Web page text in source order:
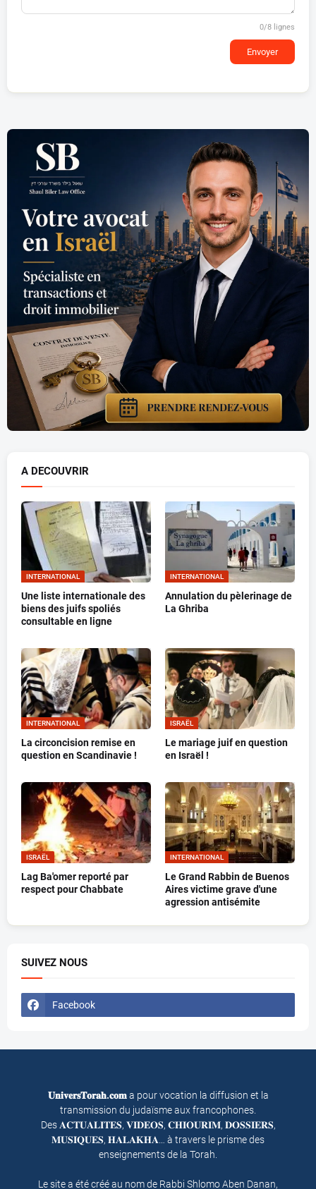
0/8 lignes
Envoyer
A DECOUVRIR
INTERNATIONAL
Une liste internationale des
biens des juifs spoliés
consultable en ligne
INTERNATIONAL
Annulation du pèlerinage de
La Ghriba
INTERNATIONAL
La circoncision remise en
question en Scandinavie !
ISRAËL
Le mariage juif en question
en Israël !
ISRAËL
Lag Ba'omer reporté par
respect pour Chabbate
INTERNATIONAL
Le Grand Rabbin de Buenos
Aires victime grave d'une
agression antisémite
SUIVEZ NOUS
Facebook
𝐔𝐧𝐢𝐯𝐞𝐫𝐬𝐓𝐨𝐫𝐚𝐡.𝐜𝐨𝐦a pour vocation la diffusion et la
transmission du judaïsme aux francophones.
Des 𝐀𝐂𝐓𝐔𝐀𝐋𝐈𝐓𝐄𝐒, 𝐕𝐈𝐃𝐄𝐎𝐒, 𝐂𝐇𝐈𝐎𝐔𝐑𝐈𝐌, 𝐃𝐎𝐒𝐒𝐈𝐄𝐑𝐒,
𝐌𝐔𝐒𝐈𝐐𝐔𝐄𝐒, 𝐇𝐀𝐋𝐀𝐊𝐇𝐀… à travers le prisme des
enseignements de la Torah.
Le site a été créé au nom de Rabbi Shlomo Aben Danan,